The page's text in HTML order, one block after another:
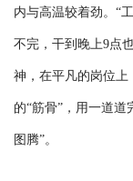
内与高温较着劲。“
不完，干到晚上9点
神，在平凡的岗位上
的“筋骨”，用一道道
图腾”。